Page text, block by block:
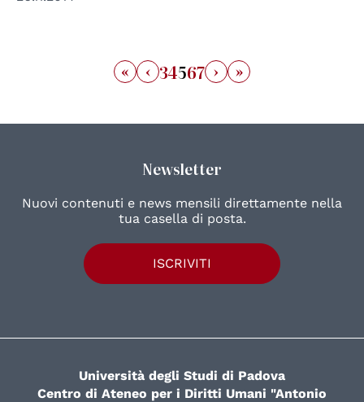
« ‹ 34567 › »
Newsletter
Nuovi contenuti e news mensili direttamente nella
tua casella di posta.
ISCRIVITI
Università degli Studi di Padova
Centro di Ateneo per i Diritti Umani "Antonio